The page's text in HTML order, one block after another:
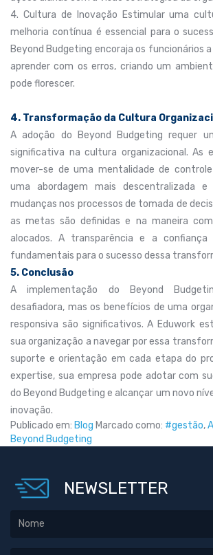
4. Cultura de Inovação Estimular uma
melhoria contínua é essencial para o
Beyond Budgeting encoraja os funcionários
aprender com os erros, criando um
pode florescer.
4. Transformação da Cultura
A adoção do Beyond Budgeting requer
significativa na cultura organizacional. As
mover-se de uma mentalidade de
uma abordagem mais descentralizada e
mudanças nos processos de tomada de
as metas são definidas e na maneira
alocados. A transparência e a confiança
fundamentais para o sucesso dessa
5. Conclusão
A implementação do Beyond
desafiadora, mas os benefícios de uma
responsiva são significativos. A Eduwork
sua organização a navegar por essa
suporte e orientação em cada etapa do
expertise, sua empresa pode adotar com
do Beyond Budgeting e alcançar um novo
inovação.
Publicado em: Blog Marcado como: #gestão,
Beyond Budgeting
NEWSLETTER